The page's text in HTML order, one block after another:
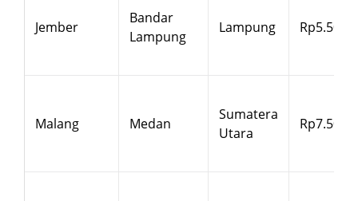
Jember
Bandar
Lampung
Lampung Rp5.500
Malang Medan
Sumatera
Utara
Rp7.500